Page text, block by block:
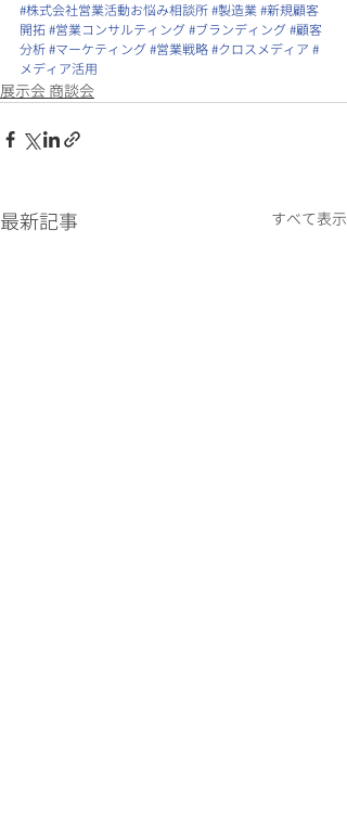
#株式会社営業活動お悩み相談所#製造業#新規顧客
開拓#営業コンサルティング#ブランディング#顧客
分析#マーケティング#営業戦略#クロスメディア #
メディア活用
展示会 商談会
最新記事 すべて表示